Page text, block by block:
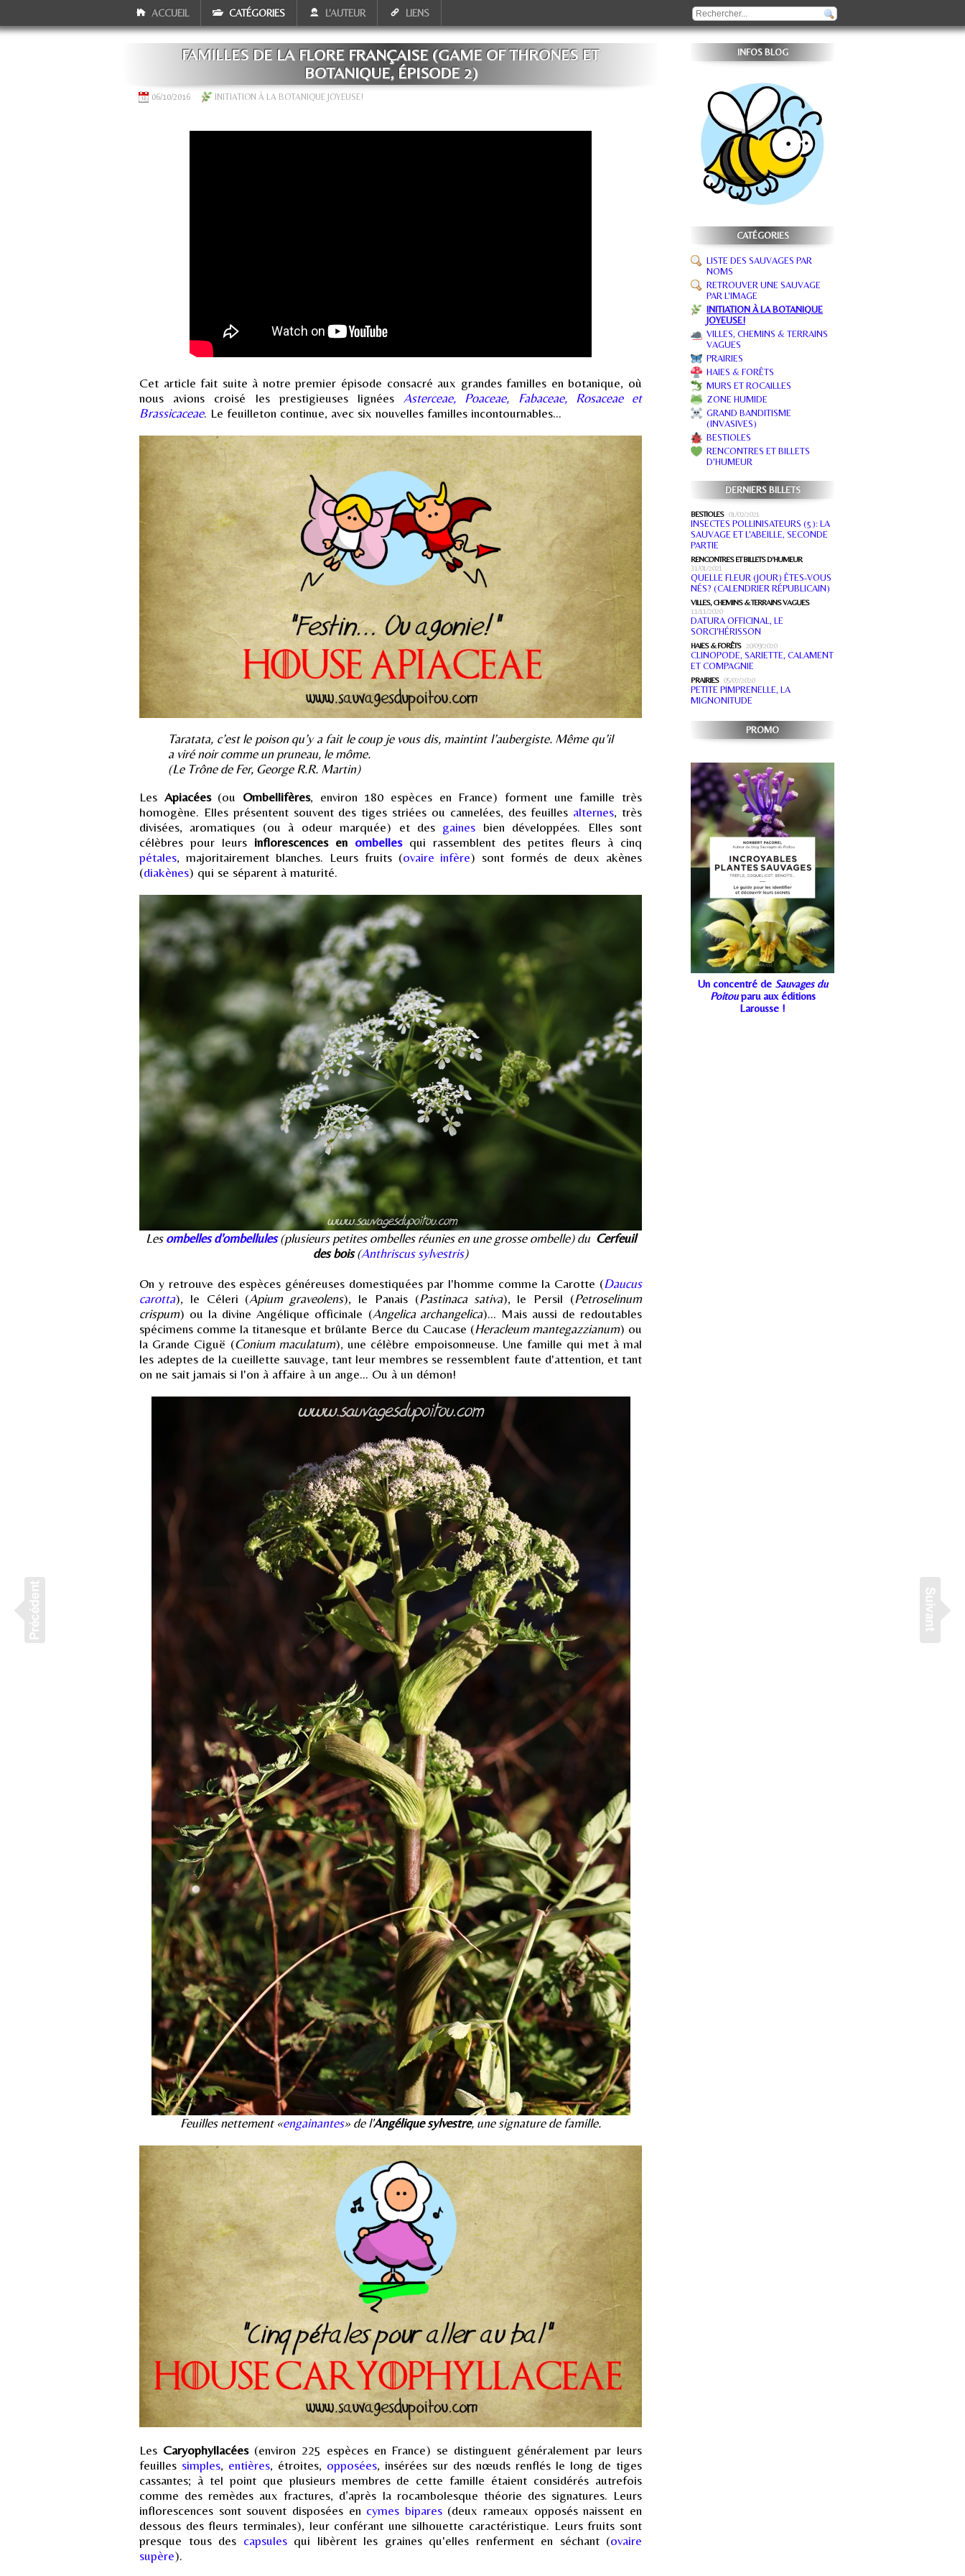
ACCUEIL CATÉGORIES L'AUTEUR LIENS
FAMILLES DE LA FLORE FRANÇAISE (GAME OF THRONES ET
BOTANIQUE, ÉPISODE 2)
06/10/2016 INITIATION À LA BOTANIQUE JOYEUSE!
Cet article fait suite à notre premier épisode consacré aux grandes familles en botanique, où
nous avions croisé les prestigieuses lignées Asterceae, Poaceae, Fabaceae, Rosaceae et
Brassicaceae. Le feuilleton continue, avec six nouvelles familles incontournables...
Taratata, c’est le poison qu’y a fait le coup je vous dis, maintint l’aubergiste. Même qu’il
a viré noir comme un pruneau, le môme.
(Le Trône de Fer, George R.R. Martin)
Les Apiacées(ou Ombellifères, environ 180 espèces en France) forment une famille très
homogène. Elles présentent souvent des tiges striées ou cannelées, des feuilles alternes, très
divisées, aromatiques (ou à odeur marquée) et des gaines bien développées. Elles sont
célèbres pour leurs inflorescences en ombellesqui rassemblent des petites fleurs à cinq
pétales, majoritairement blanches. Leurs fruits (ovaire infère) sont formés de deux akènes
(diakènes) qui se séparent à maturité.
Lesombelles d'ombellules(plusieurs petites ombelles réunies en une grosse ombelle) du Cerfeuil
des bois(Anthriscus sylvestris)
On y retrouve des espèces généreuses domestiquées par l'homme comme la Carotte (Daucus
carotta), le Céleri (Apium graveolens), le Panais (Pastinaca sativa), le Persil (Petroselinum
crispum) ou la divine Angélique officinale (Angelica archangelica)... Mais aussi de redoutables
spécimens comme la titanesque et brûlante Berce du Caucase (Heracleum mantegazzianum) ou
la Grande Ciguë (Conium maculatum), une célèbre empoisonneuse. Une famille qui met à mal
les adeptes de la cueillette sauvage, tant leur membres se ressemblent faute d'attention, et tant
on ne sait jamais si l'on à affaire à un ange... Ou à un démon!
Feuilles nettement «engainantes» de l'Angélique sylvestre, une signature de famille.
Les Caryophyllacées(environ 225 espèces en France) se distinguent généralement par leurs
feuilles simples, entières, étroites, opposées, insérées sur des nœuds renflés le long de tiges
cassantes; à tel point que plusieurs membres de cette famille étaient considérés autrefois
comme des remèdes aux fractures, d’après la rocambolesque théorie des signatures. Leurs
inflorescences sont souvent disposées en cymes bipares(deux rameaux opposés naissent en
dessous des fleurs terminales), leur conférant une silhouette caractéristique. Leurs fruits sont
presque tous des capsulesqui libèrent les graines qu'elles renferment en séchant (ovaire
supère).
INFOS BLOG
CATÉGORIES
LISTE DES SAUVAGES PAR
NOMS
RETROUVER UNE SAUVAGE
PAR L'IMAGE
INITIATION À LA BOTANIQUE
JOYEUSE!
VILLES, CHEMINS & TERRAINS
VAGUES
PRAIRIES
HAIES & FORÊTS
MURS ET ROCAILLES
ZONE HUMIDE
GRAND BANDITISME
(INVASIVES)
BESTIOLES
RENCONTRES ET BILLETS
D'HUMEUR
DERNIERS BILLETS
BESTIOLES01/02/2021
INSECTES POLLINISATEURS (5): LA
SAUVAGE ET L'ABEILLE, SECONDE
PARTIE
RENCONTRES ET BILLETS D'HUMEUR
31/01/2021
QUELLE FLEUR (JOUR) ÊTES-VOUS
NÉS? (CALENDRIER RÉPUBLICAIN)
VILLES, CHEMINS & TERRAINS VAGUES
11/11/2020
DATURA OFFICINAL, LE
SORCI'HÉRISSON
HAIES & FORÊTS20/09/2020
CLINOPODE, SARIETTE, CALAMENT
ET COMPAGNIE
PRAIRIES05/07/2020
PETITE PIMPRENELLE, LA
MIGNONITUDE
PROMO
Un concentré de Sauvages du
Poitouparu aux éditions
Larousse !